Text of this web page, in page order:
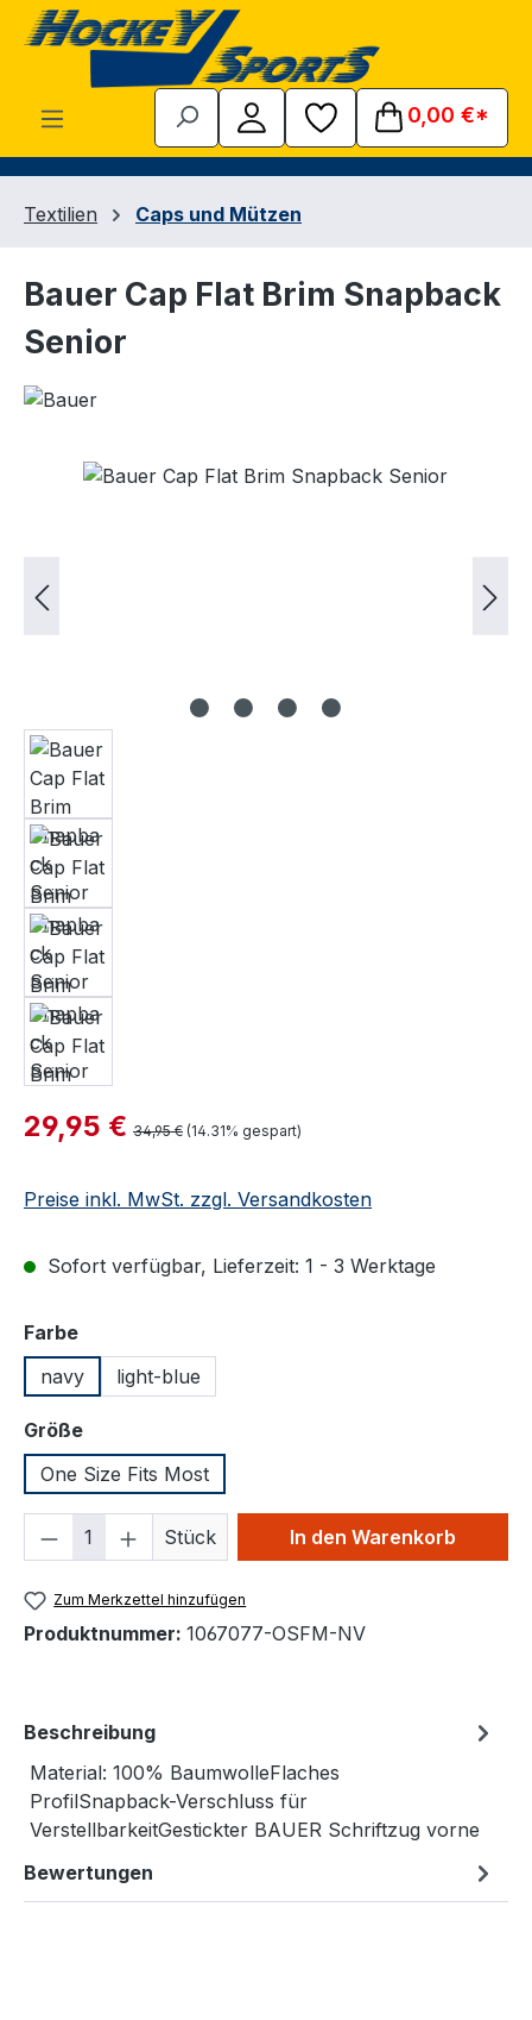
Zum Hauptinhalt springen
0,00 €*
Textilien Caps und Mützen
Bauer Cap Flat Brim Snapback
Senior
Bildergalerie überspringen
Verkaufspreis:
29,95 € Regulärer Preis:
34,95 € (14.31% gespart)
Preise inkl. MwSt. zzgl. Versandkosten
Sofort verfügbar, Lieferzeit: 1 - 3 Werktage
Farbeauswählen
navy
light-blue
Größeauswählen
One Size Fits Most
Produkt Anzahl: Gib den
Stück In den Warenkorb
Zum Merkzettel hinzufügen
Produktnummer: 1067077-OSFM-NV
Beschreibung
Material: 100% BaumwolleFlaches
ProfilSnapback-Verschluss für
VerstellbarkeitGestickter BAUER Schriftzug vorne
Bewertungen